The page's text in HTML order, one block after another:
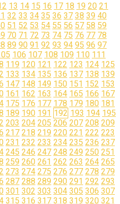
13 14 15 16 17 18 19 20 21
32 33 34 35 36 37 38 39 40
51 52 53 54 55 56 57 58 59
70 71 72 73 74 75 76 77 78
89 90 91 92 93 94 95 96 97
106 107 108 109 110 111
119 120 121 122 123 124 125
133 134 135 136 137 138 139
147 148 149 150 151 152 153
161 162 163 164 165 166 167
175 176 177 178 179 180 181
189 190 191 192 193 194 195
203 204 205 206 207 208 209
217 218 219 220 221 222 223
231 232 233 234 235 236 237
245 246 247 248 249 250 251
259 260 261 262 263 264 265
273 274 275 276 277 278 279
287 288 289 290 291 292 293
301 302 303 304 305 306 307
315 316 317 318 319 320 321